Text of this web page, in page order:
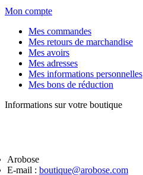
Mon compte
Mes commandes
Mes retours de marchandise
Mes avoirs
Mes adresses
Mes informations personnelles
Mes bons de réduction
Informations sur votre boutique
Arobose
E-mail : boutique@arobose.com